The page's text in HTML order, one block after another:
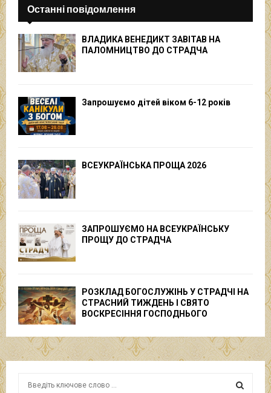
Останні повідомлення
ВЛАДИКА ВЕНЕДИКТ ЗАВІТАВ НА
ПАЛОМНИЦТВО ДО СТРАДЧА
Запрошуємо дітей віком 6-12 років
ВСЕУКРАЇНСЬКА ПРОЩА 2026
ЗАПРОШУЄМО НА ВСЕУКРАЇНСЬКУ
ПРОЩУ ДО СТРАДЧА
РОЗКЛАД БОГОСЛУЖІНЬ У СТРАДЧІ НА
СТРАСНИЙ ТИЖДЕНЬ І СВЯТО
ВОСКРЕСІННЯ ГОСПОДНЬОГО